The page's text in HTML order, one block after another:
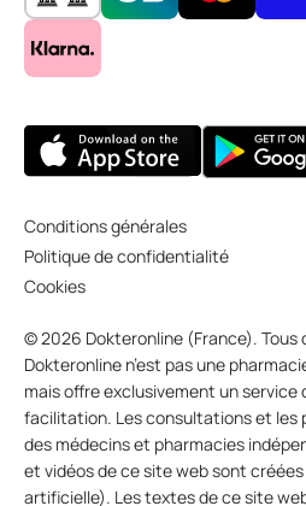
Conditions générales
Politique de confidentialité
Cookies
© 2026 Dokteronline (France). Tous
Dokteronline n’est pas une
mais offre exclusivement un service
facilitation. Les consultations et les
des médecins et pharmacies
et vidéos de ce site web sont créées
artificielle). Les textes de ce site